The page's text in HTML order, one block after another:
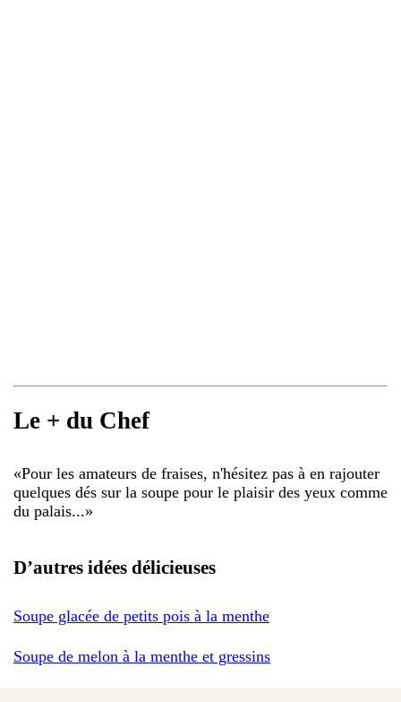
Le + du Chef
«Pour les amateurs de fraises, n'hésitez pas à en rajouter
quelques dés sur la soupe pour le plaisir des yeux comme
du palais...»
D’autres idées délicieuses
Soupe glacée de petits pois à la menthe
Soupe de melon à la menthe et gressins